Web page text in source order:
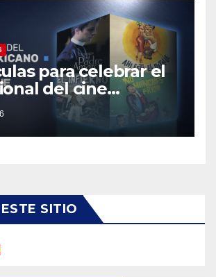
para celebrar el
del cine
SITIO